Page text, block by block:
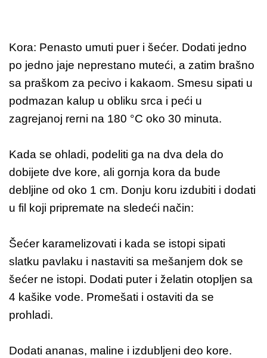
Kora: Penasto umuti puer i šećer. Dodati jedno
po jedno jaje neprestano muteći, a zatim brašno
sa praškom za pecivo i kakaom. Smesu sipati u
podmazan kalup u obliku srca i peći u
zagrejanoj rerni na 180 °C oko 30 minuta.
Kada se ohladi, podeliti ga na dva dela do
dobijete dve kore, ali gornja kora da bude
debljine od oko 1 cm. Donju koru izdubiti i dodati
u fil koji pripremate na sledeći način:
Šećer karamelizovati i kada se istopi sipati
slatku pavlaku i nastaviti sa mešanjem dok se
šećer ne istopi. Dodati puter i želatin otopljen sa
4 kašike vode. Promešati i ostaviti da se
prohladi.
Dodati ananas, maline i izdubljeni deo kore.